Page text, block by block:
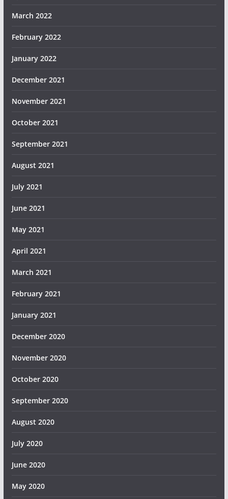
March 2022
February 2022
January 2022
December 2021
November 2021
October 2021
September 2021
August 2021
July 2021
June 2021
May 2021
April 2021
March 2021
February 2021
January 2021
December 2020
November 2020
October 2020
September 2020
August 2020
July 2020
June 2020
May 2020